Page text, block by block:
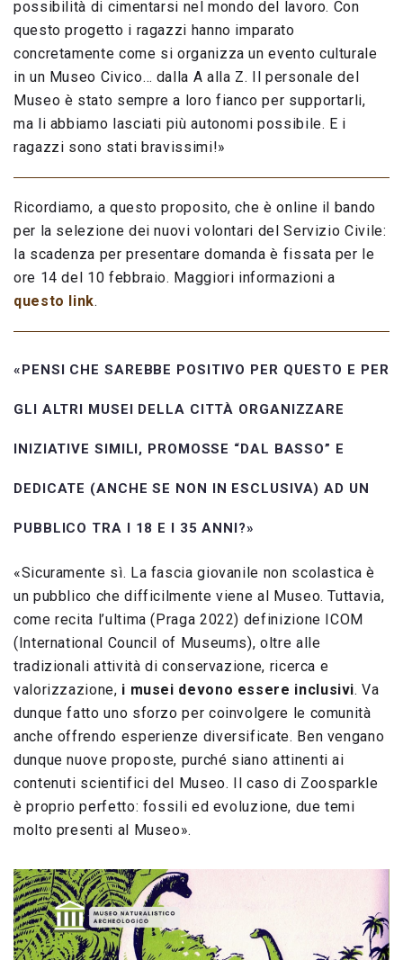
possibilità di cimentarsi nel mondo del lavoro. Con
questo progetto i ragazzi hanno imparato
concretamente come si organizza un evento culturale
in un Museo Civico… dalla A alla Z. Il personale del
Museo è stato sempre a loro fianco per supportarli,
ma li abbiamo lasciati più autonomi possibile. E i
ragazzi sono stati bravissimi!»
Ricordiamo, a questo proposito, che è online il bando
per la selezione dei nuovi volontari del Servizio Civile:
la scadenza per presentare domanda è fissata per le
ore 14 del 10 febbraio. Maggiori informazioni a
questo link.
«PENSI CHE SAREBBE POSITIVO PER QUESTO E PER
GLI ALTRI MUSEI DELLA CITTÀ ORGANIZZARE
INIZIATIVE SIMILI, PROMOSSE “DAL BASSO” E
DEDICATE (ANCHE SE NON IN ESCLUSIVA) AD UN
PUBBLICO TRA I 18 E I 35 ANNI?»
«Sicuramente sì. La fascia giovanile non scolastica è
un pubblico che difficilmente viene al Museo. Tuttavia,
come recita l’ultima (Praga 2022) definizione ICOM
(International Council of Museums), oltre alle
tradizionali attività di conservazione, ricerca e
valorizzazione, i musei devono essere inclusivi. Va
dunque fatto uno sforzo per coinvolgere le comunità
anche offrendo esperienze diversificate. Ben vengano
dunque nuove proposte, purché siano attinenti ai
contenuti scientifici del Museo. Il caso di Zoosparkle
è proprio perfetto: fossili ed evoluzione, due temi
molto presenti al Museo».